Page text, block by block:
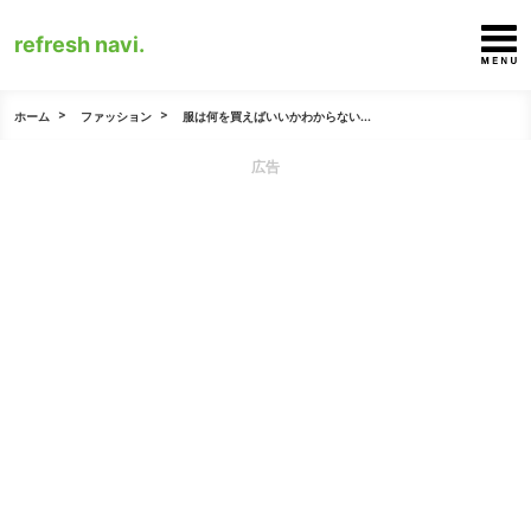
refresh navi.
ホーム ファッション 服は何を買えばいいかわからない...
広告